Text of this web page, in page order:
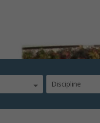
–
Discipline